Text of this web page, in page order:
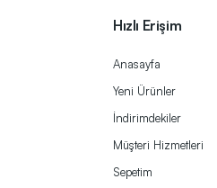
Hızlı Erişim
Anasayfa
Yeni Ürünler
İndirimdekiler
Müşteri Hizmetleri
Sepetim